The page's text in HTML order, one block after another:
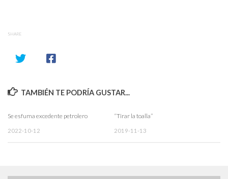
SHARE
TAMBIÉN TE PODRÍA GUSTAR...
Se esfuma excedente petrolero
2022-10-12
“Tirar la toalla”
2019-11-13